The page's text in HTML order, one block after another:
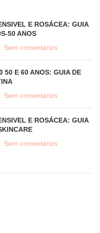
E ROSÁCEA: GUIA
50 ANOS
Sem comentários
50 E 60 ANOS: GUIA DE
Sem comentários
E ROSÁCEA: GUIA
Sem comentários